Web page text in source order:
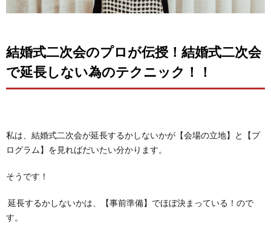
結婚式二次会のプロが伝授！結婚式二次会
で延長しない為のテクニック！！
私は、結婚式二次会が延長するかしないかが【会場の立地】と【プ
ログラム】を見ればだいたい分かります。
そうです！
延長するかしないかは、【事前準備】でほぼ決まっている！ので
す。